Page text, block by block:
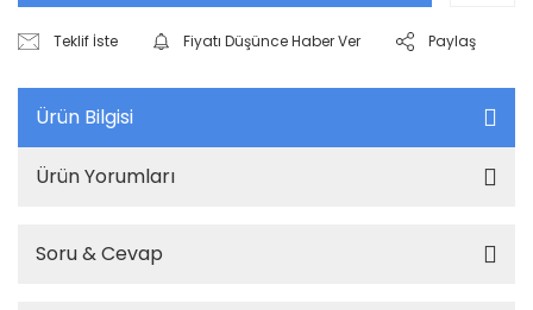
Teklif İste Fiyatı Düşünce Haber Ver Paylaş
Ürün Bilgisi
Ürün Yorumları
Soru & Cevap